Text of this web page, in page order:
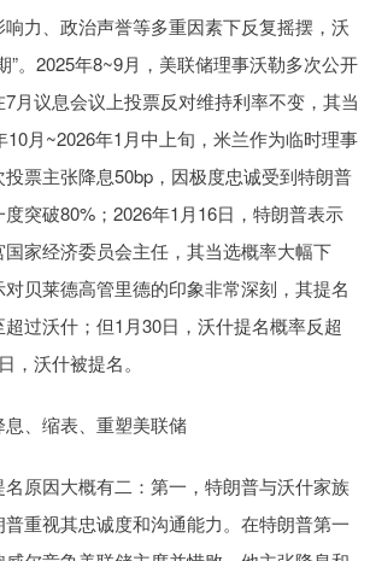
力、政治声誉等多重因素下反复摇摆，沃
”。2025年8~9月，美联储理事沃勒多次公开
月议息会议上投票反对维持利率不变，其当
10月~2026年1月中上旬，米兰作为临时理事
票主张降息50bp，因极度忠诚受到特朗普
突破80%；2026年1月16日，特朗普表示
家经济委员会主任，其当选概率大幅下
贝莱德高管里德的印象非常深刻，其提名
过沃什；但1月30日，沃什提名概率反超
，沃什被提名。
、缩表、重塑美联储
原因大概有二：第一，特朗普与沃什家族
重视其忠诚度和沟通能力。在特朗普第一